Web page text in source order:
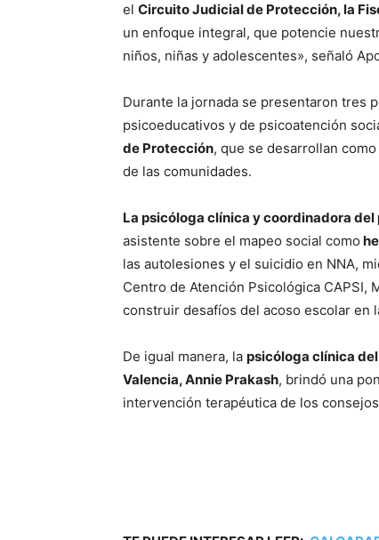
el Circuito Judicial de Protección, la
un enfoque integral, que potencie
niños, niñas y adolescentes», señaló
Durante la jornada se presentaron tres
psicoeducativos y de psicoatención
de Protección, que se desarrollan
de las comunidades.
La psicóloga clínica y coordinadora del
asistente sobre el mapeo social como
las autolesiones y el suicidio en NNA,
Centro de Atención Psicológica CAPSI,
construir desafíos del acoso escolar en
De igual manera, la psicóloga clínica
Valencia, Annie Prakash, brindó una
intervención terapéutica de los